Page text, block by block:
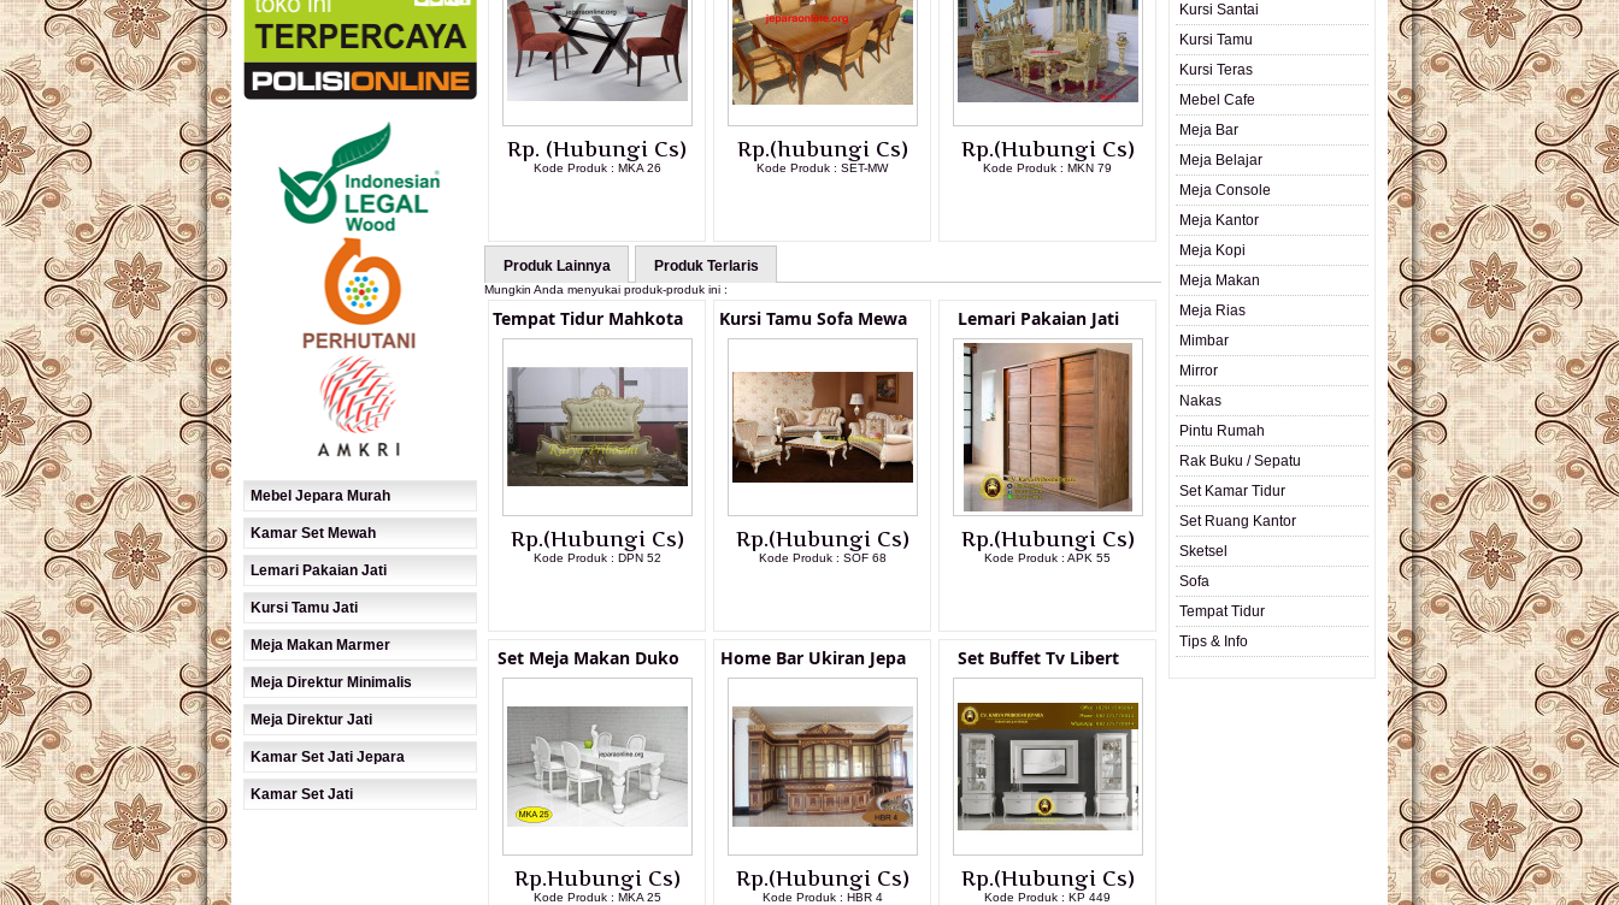
Mebel Jepara Murah
Kamar Set Mewah
Lemari Pakaian Jati
Kursi Tamu Jati
Meja Makan Marmer
Meja Direktur Minimalis
Meja Direktur Jati
Kamar Set Jati Jepara
Kamar Set Jati
Rp. (Hubungi Cs)
Kode Produk : MKA 26
Rp.(hubungi Cs)
Kode Produk : SET-MW
Rp.(Hubungi Cs)
Kode Produk : MKN 79
Produk Lainnya Produk Terlaris
Mungkin Anda menyukai produk-produk ini :
Tempat Tidur Mahkota
Rp.(Hubungi Cs)
Kode Produk : DPN 52
Kursi Tamu Sofa Mewa
Rp.(Hubungi Cs)
Kode Produk : SOF 68
Lemari Pakaian Jati
Rp.(Hubungi Cs)
Kode Produk : APK 55
Set Meja Makan Duko
Rp.Hubungi Cs)
Kode Produk : MKA 25
Home Bar Ukiran Jepa
Rp.(Hubungi Cs)
Kode Produk : HBR 4
Set Buffet Tv Libert
Rp.(Hubungi Cs)
Kode Produk : KP 449
Kursi Santai
Kursi Tamu
Kursi Teras
Mebel Cafe
Meja Bar
Meja Belajar
Meja Console
Meja Kantor
Meja Kopi
Meja Makan
Meja Rias
Mimbar
Mirror
Nakas
Pintu Rumah
Rak Buku / Sepatu
Set Kamar Tidur
Set Ruang Kantor
Sketsel
Sofa
Tempat Tidur
Tips & Info